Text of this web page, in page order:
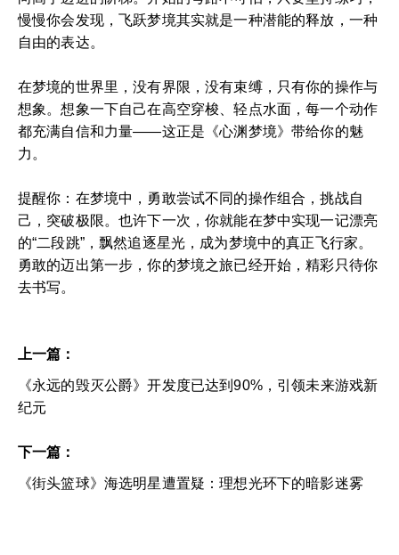
慢慢你会发现，飞跃梦境其实就是一种潜能的释放，一种
自由的表达。
在梦境的世界里，没有界限，没有束缚，只有你的操作与
想象。想象一下自己在高空穿梭、轻点水面，每一个动作
都充满自信和力量——这正是《心渊梦境》带给你的魅
力。
提醒你：在梦境中，勇敢尝试不同的操作组合，挑战自
己，突破极限。也许下一次，你就能在梦中实现一记漂亮
的“二段跳”，飘然追逐星光，成为梦境中的真正飞行家。
勇敢的迈出第一步，你的梦境之旅已经开始，精彩只待你
去书写。
上一篇：
《永远的毁灭公爵》开发度已达到90%，引领未来游戏新
纪元
下一篇：
《街头篮球》海选明星遭置疑：理想光环下的暗影迷雾